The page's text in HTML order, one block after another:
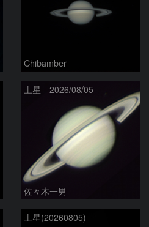
Chibamber
土星 2026/08/05
佐々木一男
土星(20260805)